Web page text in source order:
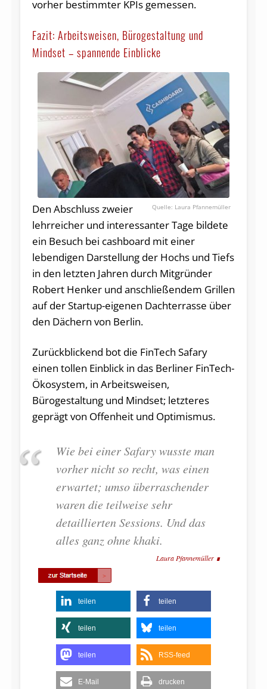
vorher bestimmter KPIs gemessen.
Fazit: Arbeitsweisen, Bürogestaltung und
Mindset – spannende Einblicke
Laura Pfannemüller
Den Abschluss zweier
lehrreicher und interessanter Tage bildete
ein Besuch bei cashboard mit einer
lebendigen Darstellung der Hochs und Tiefs
in den letzten Jahren durch Mitgründer
Robert Henker und anschließendem Grillen
auf der Startup-eigenen Dachterrasse über
den Dächern von Berlin.
Zurückblickend bot die FinTech Safary
einen tollen Einblick in das Berliner FinTech-
Ökosystem, in Arbeitsweisen,
Bürogestaltung und Mindset; letzteres
geprägt von Offenheit und Optimismus.
Wie bei einer Safary wusste man
vorher nicht so recht, was einen
erwartet; umso überraschender
waren die teilweise sehr
detaillierten Sessions. Und das
alles ganz ohne khaki.
Laura Pfannemüller
teilen teilen
teilen teilen
teilen RSS-feed
E-Mail drucken